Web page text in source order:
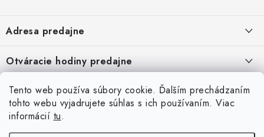
Tento web používa súbory cookie. Ďalším prechádzaním
tohto webu vyjadrujete súhlas s ich používaním. Viac
informácií tu.
p
ä
t
Adresa predajne
Pekárska 4, 941 31 Dvory nad Žitavou
Pozrite si Google mapu
Pozrieť detail mapy »
Otváracie hodiny predajne
Sobota, Nedeľa: Zatvorené
Informácie pre Vás
Napíšte nám
Obchodné podmienky
Facebook